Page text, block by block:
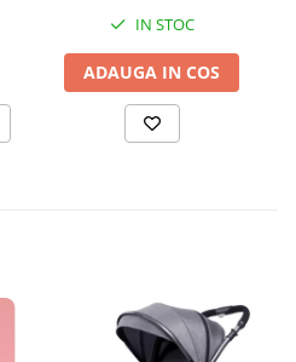
IN STOC
ADAUGA IN COS